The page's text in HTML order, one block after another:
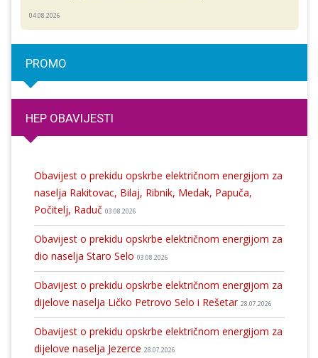
04.08.2026
PROMO
HEP OBAVIJESTI
Obavijest o prekidu opskrbe električnom energijom za
naselja Rakitovac, Bilaj, Ribnik, Medak, Papuča,
Počitelj, Raduč 03.08.2026
Obavijest o prekidu opskrbe električnom energijom za
dio naselja Staro Selo 03.08.2026
Obavijest o prekidu opskrbe električnom energijom za
dijelove naselja Ličko Petrovo Selo i Rešetar 28.07.2026
Obavijest o prekidu opskrbe električnom energijom za
dijelove naselja Jezerce 28.07.2026